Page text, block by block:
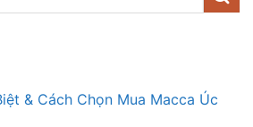
& Cách Chọn Mua Macca Úc